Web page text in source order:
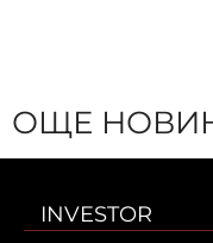
ОЩЕ
INVESTOR